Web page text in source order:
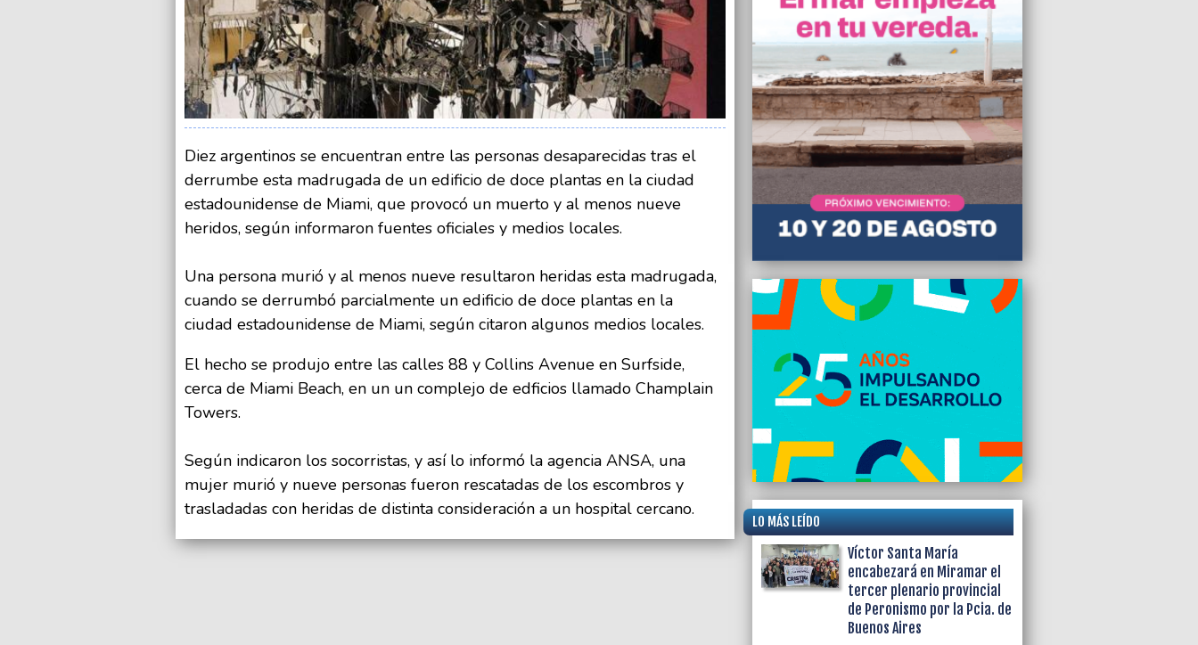
24/06/2021 15:04
Gimena Accardi y Nico Vázquez sobrevivieron
al derrumbe en el edificio de Miami
24/06/2021 14:36
El Museo MAR reabre sus puertas
24/06/2021 12:09
Confirmaron 14 fallecimientos y 249 nuevos
casos de coronavirus en Gral Pueyrredon
Diez argentinos se encuentran entre las personas desaparecidas tras el
derrumbe esta madrugada de un edificio de doce plantas en la ciudad
estadounidense de Miami, que provocó un muerto y al menos nueve
heridos, según informaron fuentes oficiales y medios locales.
Una persona murió y al menos nueve resultaron heridas esta madrugada,
cuando se derrumbó parcialmente un edificio de doce plantas en la
ciudad estadounidense de Miami, según citaron algunos medios locales.
El hecho se produjo entre las calles 88 y Collins Avenue en Surfside,
cerca de Miami Beach, en un un complejo de edficios llamado Champlain
Towers.
Según indicaron los socorristas, y así lo informó la agencia ANSA, una
mujer murió y nueve personas fueron rescatadas de los escombros y
trasladadas con heridas de distinta consideración a un hospital cercano.
LO MÁS LEÍDO
Víctor Santa María
encabezará en Miramar el
tercer plenario provincial
de Peronismo por la Pcia. de
Buenos Aires